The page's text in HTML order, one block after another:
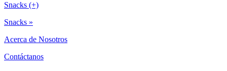
Snacks (+)
Snacks »
Acerca de Nosotros
Contáctanos